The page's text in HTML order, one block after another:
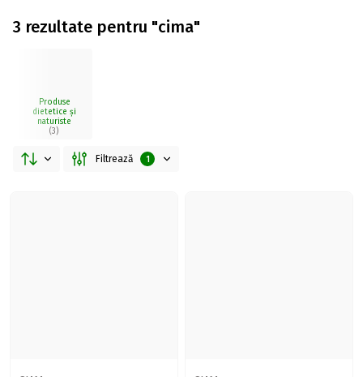
3 rezultate pentru "cima"
Produse
dietetice și
naturiste
(3)
Filtrează 1